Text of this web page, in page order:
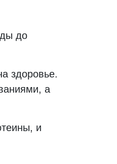
до
здоровье.
а
и